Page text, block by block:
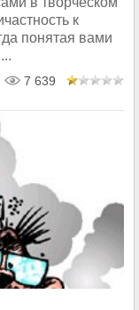
к
понятая вами
7 639